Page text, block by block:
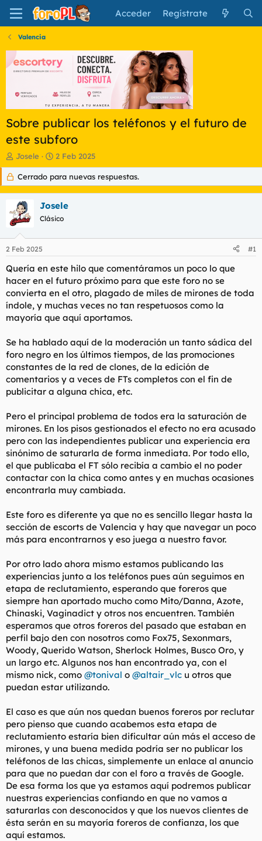
Acceder Regístrate
Valencia
Sobre publicar los teléfonos y el futuro de
este subforo
I
n
c
a
d
r
d
l
t
e
m
Josele
F
e
c
h
d
e
n
i
o
2 Feb 2025
Cerrado para nuevas respuestas.
Josele
Clásico
2 Feb 2025 #1
Quería en este hilo que comentáramos un poco lo que
hacer en el futuro próximo para que este foro no se
convierta en el otro, plagado de miles de mirones de toda
índole, y muchas veces no tan respetuosos como la
mayoría que aquí aportamos.
Se ha hablado aquí de la moderación un tanto sádica del
foro negro en los últimos tiempos, de las promociones
constantes de la red de clones, de la edición de
comentarios y a veces de FTs completos con el fin de
publicitar a alguna chica, etc.
Pero el principal problema de todos era la saturación de
mirones. En los pisos gestionados el efecto no era acusado
pero con las independientes publicar una experiencia era
sinónimo de saturarla de forma inmediata. Por todo ello,
el que publicaba el FT sólo recibía a cambio el no poder
contactar con la chica como antes y en muchas ocasiones
encontrarla muy cambiada.
Este foro es diferente ya que no es sencillo llegar hasta la
sección de escorts de Valencia y hay que navegar un poco
más para encontrarnos y eso juega a nuestro favor.
Por otro lado ahora mismo estamos publicando las
experiencias junto a los teléfonos pues aún seguimos en
etapa de reclutamiento, esperando que foreros que
siempre han aportado mucho como Mito/Danna, Azote,
Chinaski, Vaginadict y otros nos encuentren. También
esperamos que otros foreros del pasado que estaban en
perfil bajo den con nosotros como Fox75, Sexonmars,
Woody, Querido Watson, Sherlock Holmes, Busco Oro, y
un largo etc. Algunos nos han encontrado ya, con el
mismo nick, como @tonival o @altair_vlc u otros que
puedan estar utilizando.
El caso es que aún nos quedan buenos foreros por reclutar
pero pienso que cuando acabemos esta etapa de
reclutamiento estaría bien dificultar aún más el acceso de
mirones, y una buena medida podría ser no publicar los
teléfonos de las chicas, simplemente un enlace al anuncio
para que no puedan dar con el foro a través de Google.
De esa forma los que ya estamos aquí podremos publicar
nuestras experiencias confiando en que no vamos a
saturarlas con desconocidos y que los nuevos clientes de
ésta serán en su mayoría foreros de confianza, los que
aquí estamos.